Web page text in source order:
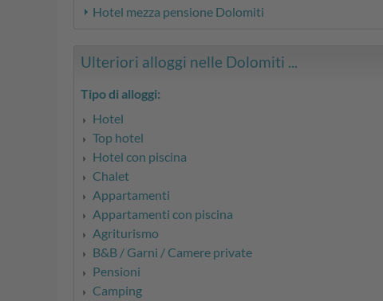
Hotel mezza pensione Dolomiti
Ulteriori alloggi nelle Dolomiti ...
Tipo di alloggi:
Hotel
Top hotel
Hotel con piscina
Chalet
Appartamenti
Appartamenti con piscina
Agriturismo
B&B / Garni / Camere private
Pensioni
Camping